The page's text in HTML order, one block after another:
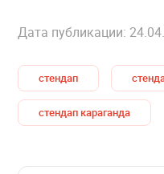
Дата публикации:
стендап
стендап караганда